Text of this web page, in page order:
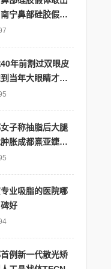
宁鼻部硅胶假体
用多少【新闻】
年前割过双眼皮
当年大眼睛才是
点没认出来陈龙
子称抽脂后大腿
胀成都熹亚婕熹
机构不能证明手
业吸脂的医院哪
好
例新一代散光矫